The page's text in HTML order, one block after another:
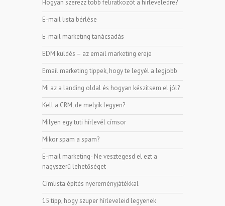
Hogyan szerezz több feliratkozót a hírleveledre?
E-mail lista bérlése
E-mail marketing tanácsadás
EDM küldés – az email marketing ereje
Email marketing tippek, hogy te legyél a legjobb
Mi az a landing oldal és hogyan készítsem el jól?
Kell a CRM, de melyik legyen?
Milyen egy tuti hírlevél címsor
Mikor spam a spam?
E-mail marketing- Ne vesztegesd el ezt a
nagyszerű lehetőséget
Címlista építés nyereményjátékkal
15 tipp, hogy szuper hírleveleid legyenek